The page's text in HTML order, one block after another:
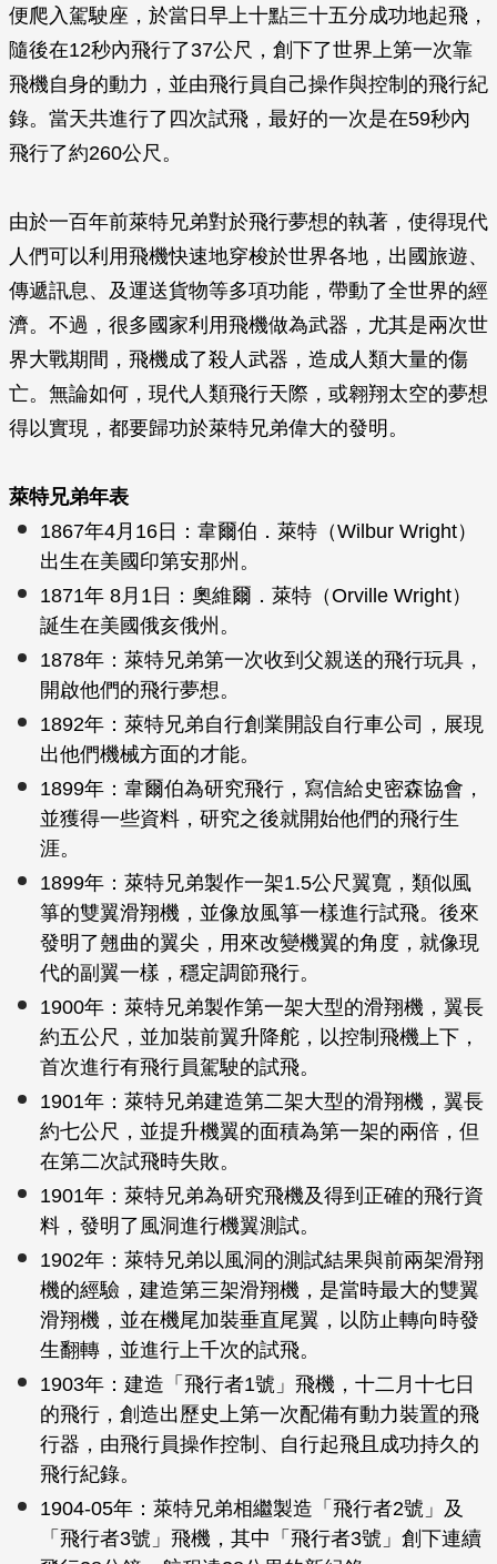
便爬入駕駛座，於當日早上十點三十五分成功地起飛，
隨後在12秒內飛行了37公尺，創下了世界上第一次靠
飛機自身的動力，並由飛行員自己操作與控制的飛行紀
錄。當天共進行了四次試飛，最好的一次是在59秒內
飛行了約260公尺。
由於一百年前萊特兄弟對於飛行夢想的執著，使得現代
人們可以利用飛機快速地穿梭於世界各地，出國旅遊、
傳遞訊息、及運送貨物等多項功能，帶動了全世界的經
濟。不過，很多國家利用飛機做為武器，尤其是兩次世
界大戰期間，飛機成了殺人武器，造成人類大量的傷
亡。無論如何，現代人類飛行天際，或翱翔太空的夢想
得以實現，都要歸功於萊特兄弟偉大的發明。
萊特兄弟年表
1867年4月16日：韋爾伯．萊特（Wilbur Wright）
出生在美國印第安那州。
1871年 8月1日：奧維爾．萊特（Orville Wright）
誕生在美國俄亥俄州。
1878年：萊特兄弟第一次收到父親送的飛行玩具，
開啟他們的飛行夢想。
1892年：萊特兄弟自行創業開設自行車公司，展現
出他們機械方面的才能。
1899年：韋爾伯為研究飛行，寫信給史密森協會，
並獲得一些資料，研究之後就開始他們的飛行生
涯。
1899年：萊特兄弟製作一架1.5公尺翼寬，類似風
箏的雙翼滑翔機，並像放風箏一樣進行試飛。後來
發明了翹曲的翼尖，用來改變機翼的角度，就像現
代的副翼一樣，穩定調節飛行。
1900年：萊特兄弟製作第一架大型的滑翔機，翼長
約五公尺，並加裝前翼升降舵，以控制飛機上下，
首次進行有飛行員駕駛的試飛。
1901年：萊特兄弟建造第二架大型的滑翔機，翼長
約七公尺，並提升機翼的面積為第一架的兩倍，但
在第二次試飛時失敗。
1901年：萊特兄弟為研究飛機及得到正確的飛行資
料，發明了風洞進行機翼測試。
1902年：萊特兄弟以風洞的測試結果與前兩架滑翔
機的經驗，建造第三架滑翔機，是當時最大的雙翼
滑翔機，並在機尾加裝垂直尾翼，以防止轉向時發
生翻轉，並進行上千次的試飛。
1903年：建造「飛行者1號」飛機，十二月十七日
的飛行，創造出歷史上第一次配備有動力裝置的飛
行器，由飛行員操作控制、自行起飛且成功持久的
飛行紀錄。
1904-05年：萊特兄弟相繼製造「飛行者2號」及
「飛行者3號」飛機，其中「飛行者3號」創下連續